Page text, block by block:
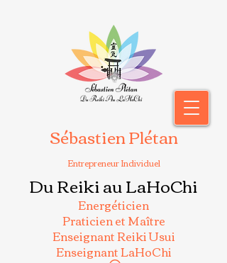
Sébastien Plétan
Entrepreneur Individuel
Du Reiki au LaHoChi
Energéticien
Praticien et Maître
Enseignant Reiki Usui
Enseignant LaHoChi